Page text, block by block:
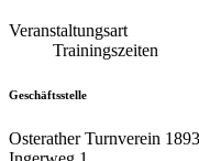
Veranstaltungsart
Trainingszeiten
Geschäftsstelle
Osterather Turnverein